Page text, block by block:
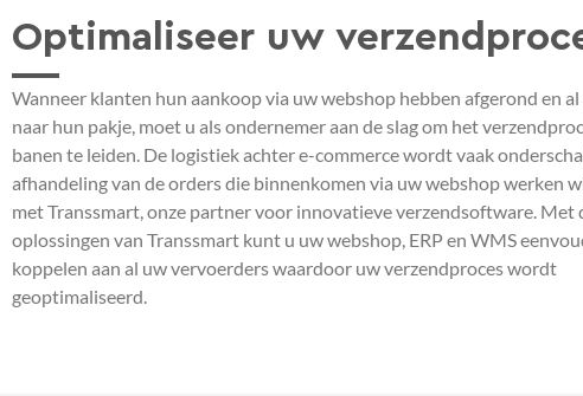
Optimaliseer uw
Wanneer klanten hun aankoop via uw webshop hebben afgerond en
naar hun pakje, moet u als ondernemer aan de slag om het
banen te leiden. De logistiek achter e-commerce wordt vaak
afhandeling van de orders die binnenkomen via uw webshop werken
met Transsmart, onze partner voor innovatieve verzendsoftware. Met
oplossingen van Transsmart kunt u uw webshop, ERP en WMS
koppelen aan al uw vervoerders waardoor uw verzendproces wordt
geoptimaliseerd.